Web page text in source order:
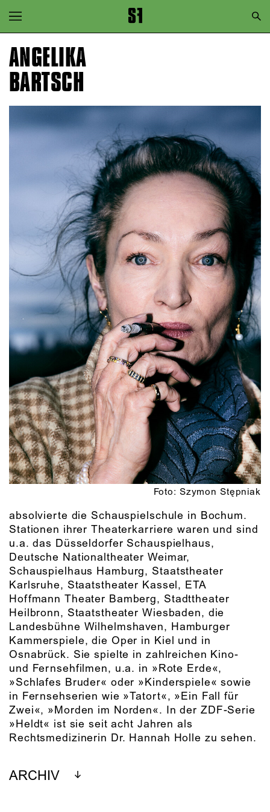
Zur Hauptnavigation springen
Zum Hauptinhalt springen
Zum Footer springen
ANGELIKA
BARTSCH
Foto: Szymon Stępniak
absolvierte die Schauspielschule in Bochum.
Stationen ihrer Theaterkarriere waren und sind
u.a. das Düsseldorfer Schauspielhaus,
Deutsche Nationaltheater Weimar,
Schauspielhaus Hamburg, Staatstheater
Karlsruhe, Staatstheater Kassel, ETA
Hoffmann Theater Bamberg, Stadttheater
Heilbronn, Staatstheater Wiesbaden, die
Landesbühne Wilhelmshaven, Hamburger
Kammerspiele, die Oper in Kiel und in
Osnabrück. Sie spielte in zahlreichen Kino-
und Fernsehfilmen, u.a. in »Rote Erde«,
»Schlafes Bruder« oder »Kinderspiele« sowie
in Fernsehserien wie »Tatort«, »Ein Fall für
Zwei«, »Morden im Norden«. In der ZDF-Serie
»Heldt« ist sie seit acht Jahren als
Rechtsmedizinerin Dr. Hannah Holle zu sehen.
ARCHIV